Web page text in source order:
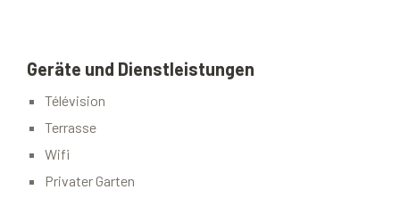
Geräte und Dienstleistungen
Télévision
Terrasse
Wifi
Privater Garten